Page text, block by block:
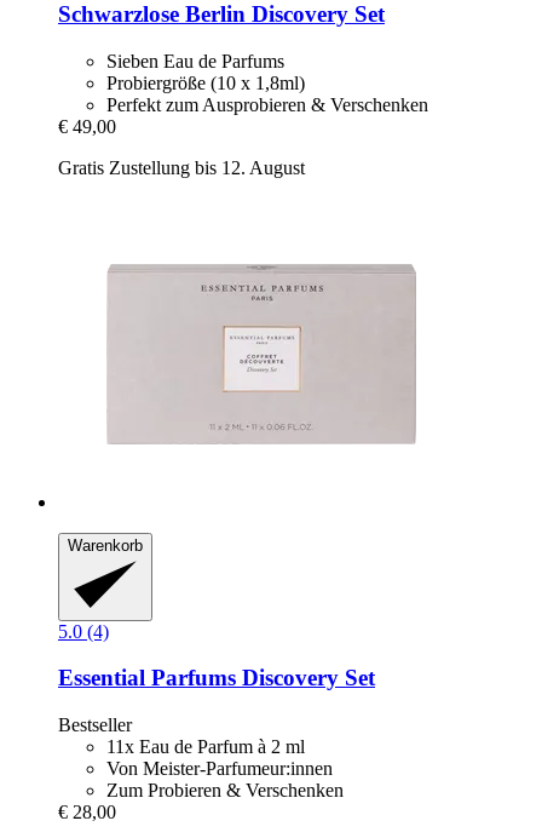
Schwarzlose Berlin Discovery Set
Sieben Eau de Parfums
Probiergröße (10 x 1,8ml)
Perfekt zum Ausprobieren & Verschenken
€ 49,00
Gratis Zustellung bis 12. August
Warenkorb
5.0 (4)
Essential Parfums Discovery Set
Bestseller
11x Eau de Parfum à 2 ml
Von Meister-Parfumeur:innen
Zum Probieren & Verschenken
€ 28,00